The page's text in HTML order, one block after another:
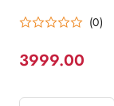
(0)
Cena:
3999.00